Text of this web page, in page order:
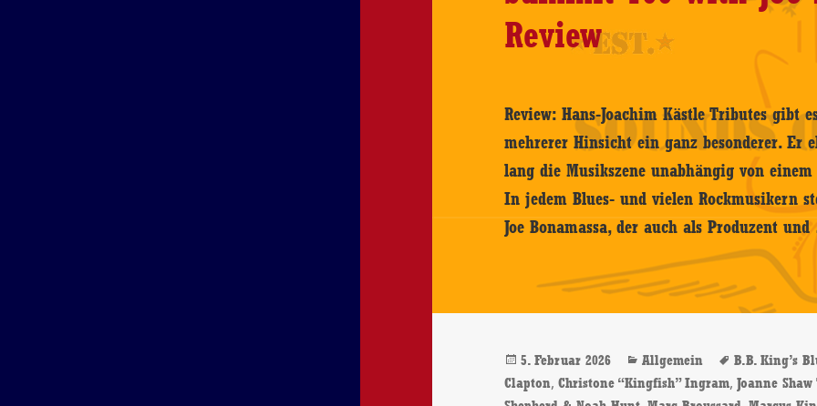
Review
Review: Hans-Joachim Kästle Tributes gibt
mehrerer Hinsicht ein ganz besonderer. Er
lang die Musikszene unabhängig von
In jedem Blues- und vielen Rockmusikern
Joe Bonamassa, der auch als Produzent
Veröffentlicht
am
5. Februar 2026 Kategorien
Allgemein B.B. King’s
Clapton,Christone “Kingfish” Ingram,Joanne